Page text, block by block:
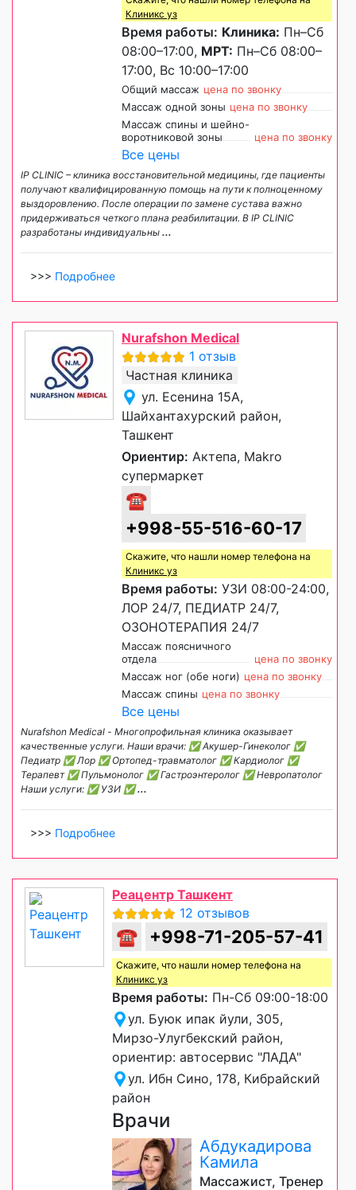
Клиникс уз
Время работы: Клиника: Пн–Сб
08:00–17:00, МРТ: Пн–Сб 08:00–
17:00, Вс 10:00–17:00
Общий массаж цена по звонку
Массаж одной зоны цена по звонку
Массаж спины и шейно-
воротниковой зоны
цена по звонку
Все цены
IP CLINIC – клиника восстановительной медицины, где пациенты
получают квалифицированную помощь на пути к полноценному
выздоровлению. После операции по замене сустава важно
придерживаться четкого плана реабилитации. В IP CLINIC
разработаны индивидуальны ...
>>> Подробнее
Nurafshon Medical
1 отзыв
Частная клиника
ул. Есенина 15А,
Шайхантахурский район,
Ташкент
Ориентир: Актепа, Makro
супермаркет
☎
+998-55-516-60-17
Скажите, что нашли номер телефона на
Клиникс уз
Время работы: УЗИ 08:00-24:00,
ЛОР 24/7, ПЕДИАТР 24/7,
ОЗОНОТЕРАПИЯ 24/7
Массаж поясничного
отдела
цена по звонку
Массаж ног (обе ноги) цена по звонку
Массаж спины цена по звонку
Все цены
Nurafshon Medical - Многопрофильная клиника оказывает
качественные услуги. Наши врачи: ✅ Акушер-Гинеколог ✅
Педиатр ✅ Лор ✅ Ортопед-травматолог ✅ Кардиолог ✅
Терапевт ✅ Пульмонолог ✅ Гастроэнтеролог ✅ Невропатолог
Наши услуги: ✅ УЗИ ✅...
>>> Подробнее
Реацентр Ташкент
12 отзывов
☎ +998-71-205-57-41
Скажите, что нашли номер телефона на
Клиникс уз
Время работы: Пн-Сб 09:00-18:00
ул. Буюк ипак йули, 305,
Мирзо-Улугбекский район,
ориентир: автосервис "ЛАДА"
ул. Ибн Сино, 178, Кибрайский
район
Врачи
Абдукадирова
Камила
Массажист, Тренер